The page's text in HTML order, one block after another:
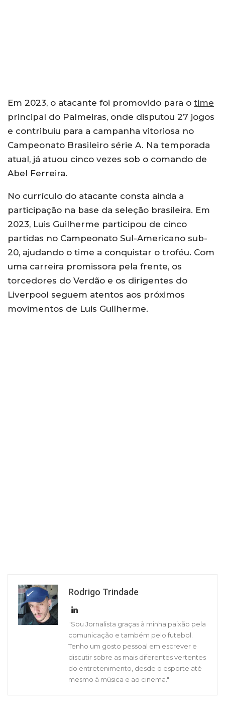
Em 2023, o atacante foi promovido para o time
principal do Palmeiras, onde disputou 27 jogos
e contribuiu para a campanha vitoriosa no
Campeonato Brasileiro série A. Na temporada
atual, já atuou cinco vezes sob o comando de
Abel Ferreira.
No currículo do atacante consta ainda a
participação na base da seleção brasileira. Em
2023, Luis Guilherme participou de cinco
partidas no Campeonato Sul-Americano sub-
20, ajudando o time a conquistar o troféu. Com
uma carreira promissora pela frente, os
torcedores do Verdão e os dirigentes do
Liverpool seguem atentos aos próximos
movimentos de Luis Guilherme.
Rodrigo Trindade
"Sou Jornalista graças à minha paixão pela
comunicação e também pelo futebol.
Tenho um gosto pessoal em escrever e
discutir sobre as mais diferentes vertentes
do entretenimento, desde o esporte até
mesmo à música e ao cinema."